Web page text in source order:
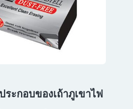
ะกอบของเถ้าภูเขาไฟ